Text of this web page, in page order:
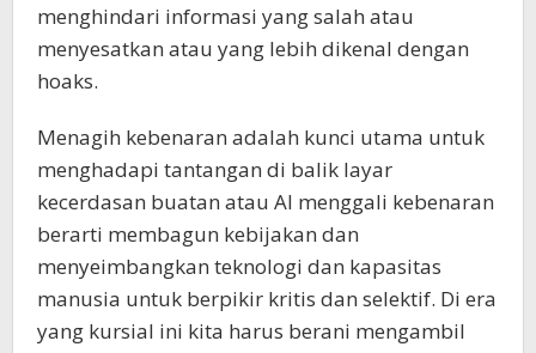
menghindari informasi yang salah atau
menyesatkan atau yang lebih dikenal dengan
hoaks.
Menagih kebenaran adalah kunci utama untuk
menghadapi tantangan di balik layar
kecerdasan buatan atau AI menggali kebenaran
berarti membagun kebijakan dan
menyeimbangkan teknologi dan kapasitas
manusia untuk berpikir kritis dan selektif. Di era
yang kursial ini kita harus berani mengambil